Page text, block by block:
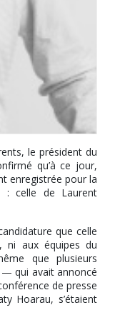
le président du
qu’à ce jour,
enregistrée pour la
: celle de Laurent
que celle
ni aux équipes du
que plusieurs
— qui avait annoncé
de presse
Hoarau, s’étaient